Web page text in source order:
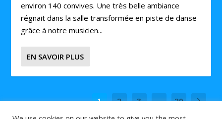
environ 140 convives. Une très belle ambiance
régnait dans la salle transformée en piste de danse
grâce à notre musicien...
EN SAVOIR PLUS
1 2 3 ...
29